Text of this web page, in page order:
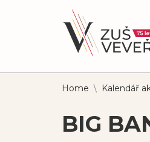
Home \ Kalendář
BIG